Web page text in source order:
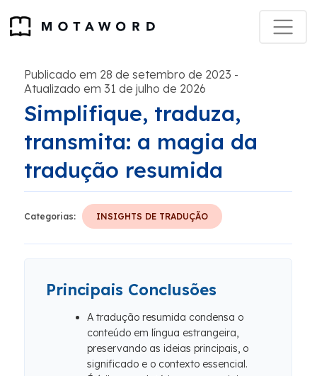
Publicado em 28 de setembro de 2023 -
Atualizado em 31 de julho de 2026
Simplifique, traduza,
transmita: a magia da
tradução resumida
Categorias: INSIGHTS DE TRADUÇÃO
Principais Conclusões
A tradução resumida condensa o
conteúdo em língua estrangeira,
preservando as ideias principais, o
significado e o contexto essencial.